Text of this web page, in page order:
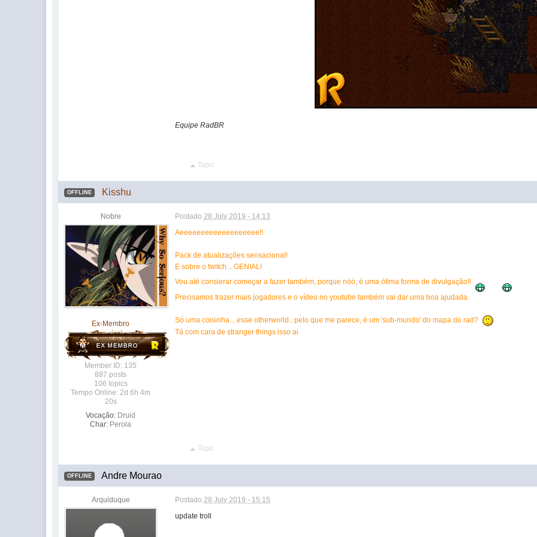
Equipe RadBR
Topo
OFFLINE Kisshu
Nobre
Ex-Membro
Member ID: 135
887 posts
106 topics
Tempo Online: 2d 6h 4m
20s
Vocação: Druid
Char: Perola
Postado28 July 2019 - 14:13
Aeeeeeeeeeeeeeeeeeee!!
Pack de atualizações sensacional!
E sobre o twitch... GENIAL!
Vou até consierar começar a fazer também, porque nóó, é uma ótima forma de divulgação!!
Precisamos trazer mais jogadores e o vídeo no youtube também vai dar uma boa ajudada.
Só uma coisinha... esse otherworld.. pelo que me parece, é um 'sub-mundo' do mapa do rad?
Tá com cara de stranger things isso ai
Topo
OFFLINE Andre Mourao
Arquiduque Postado28 July 2019 - 15:15
update troll